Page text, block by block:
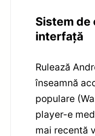
Sistem de
interfață
Rulează
înseamnă
populare
player-e
mai recentă